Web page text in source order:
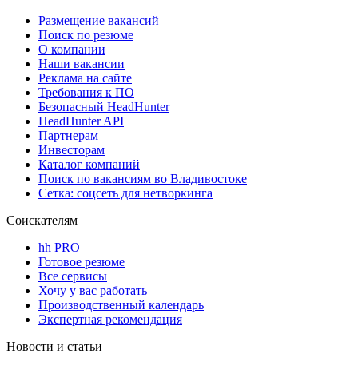
Размещение вакансий
Поиск по резюме
О компании
Наши вакансии
Реклама на сайте
Требования к ПО
Безопасный HeadHunter
HeadHunter API
Партнерам
Инвесторам
Каталог компаний
Поиск по вакансиям во Владивостоке
Сетка: соцсеть для нетворкинга
Соискателям
hh PRO
Готовое резюме
Все сервисы
Хочу у вас работать
Производственный календарь
Экспертная рекомендация
Новости и статьи